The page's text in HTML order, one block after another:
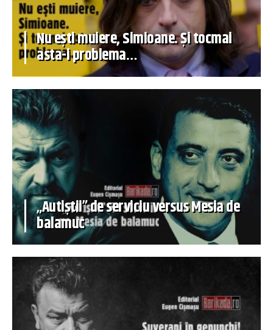
Nu ești muiere, Simioane. Și tocmai
asta-i problema…
„Autiștii” de serviciu versus Mesia de
balamuc